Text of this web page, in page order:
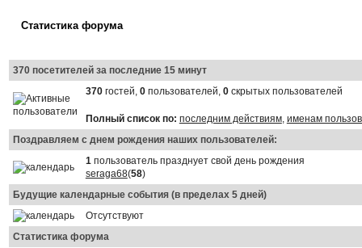
Статистика форума
370 посетителей за последние 15 минут
370гостей, 0пользователей, 0скрытых пользователей
Полный список по: последним действиям, именам
Поздравляем с днем рождения наших пользователей:
1пользователь празднует свой день рождения
seraga68(58)
Будущие календарные события (в пределах 5 дней)
Отсутствуют
Статистика форума